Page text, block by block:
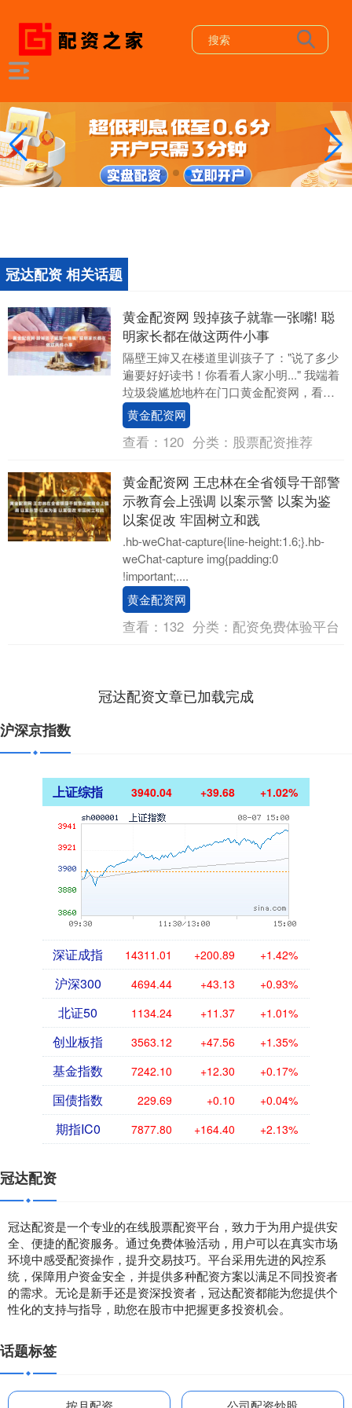
冠达配资 相关话题
黄金配资网 毁掉孩子就靠一张嘴! 聪
明家长都在做这两件小事
隔壁王婶又在楼道里训孩子了："说了多少
遍要好好读书！你看看人家小明..." 我端着
垃圾袋尴尬地杵在门口黄金配资网，看着
12岁的男孩把头埋进肩膀，校服领子都被
攥出....
黄金配资网
查看： 120 分类： 股票配资推荐
黄金配资网 王忠林在全省领导干部警
示教育会上强调 以案示警 以案为鉴
以案促改 牢固树立和践
.hb-weChat-capture{line-height:1.6;}.hb-
weChat-capture img{padding:0
!important;....
黄金配资网
查看： 132 分类： 配资免费体验平台
冠达配资文章已加载完成
沪深京指数
上证综指 3940.04 +39.68 +1.02%
深证成指 14311.01 +200.89 +1.42%
沪深300 4694.44 +43.13 +0.93%
北证50 1134.24 +11.37 +1.01%
创业板指 3563.12 +47.56 +1.35%
基金指数 7242.10 +12.30 +0.17%
国债指数 229.69 +0.10 +0.04%
期指IC0 7877.80 +164.40 +2.13%
冠达配资
冠达配资是一个专业的在线股票配资平台，致力于为用户提供安
全、便捷的配资服务。通过免费体验活动，用户可以在真实市场
环境中感受配资操作，提升交易技巧。平台采用先进的风控系
统，保障用户资金安全，并提供多种配资方案以满足不同投资者
的需求。无论是新手还是资深投资者，冠达配资都能为您提供个
性化的支持与指导，助您在股市中把握更多投资机会。
话题标签